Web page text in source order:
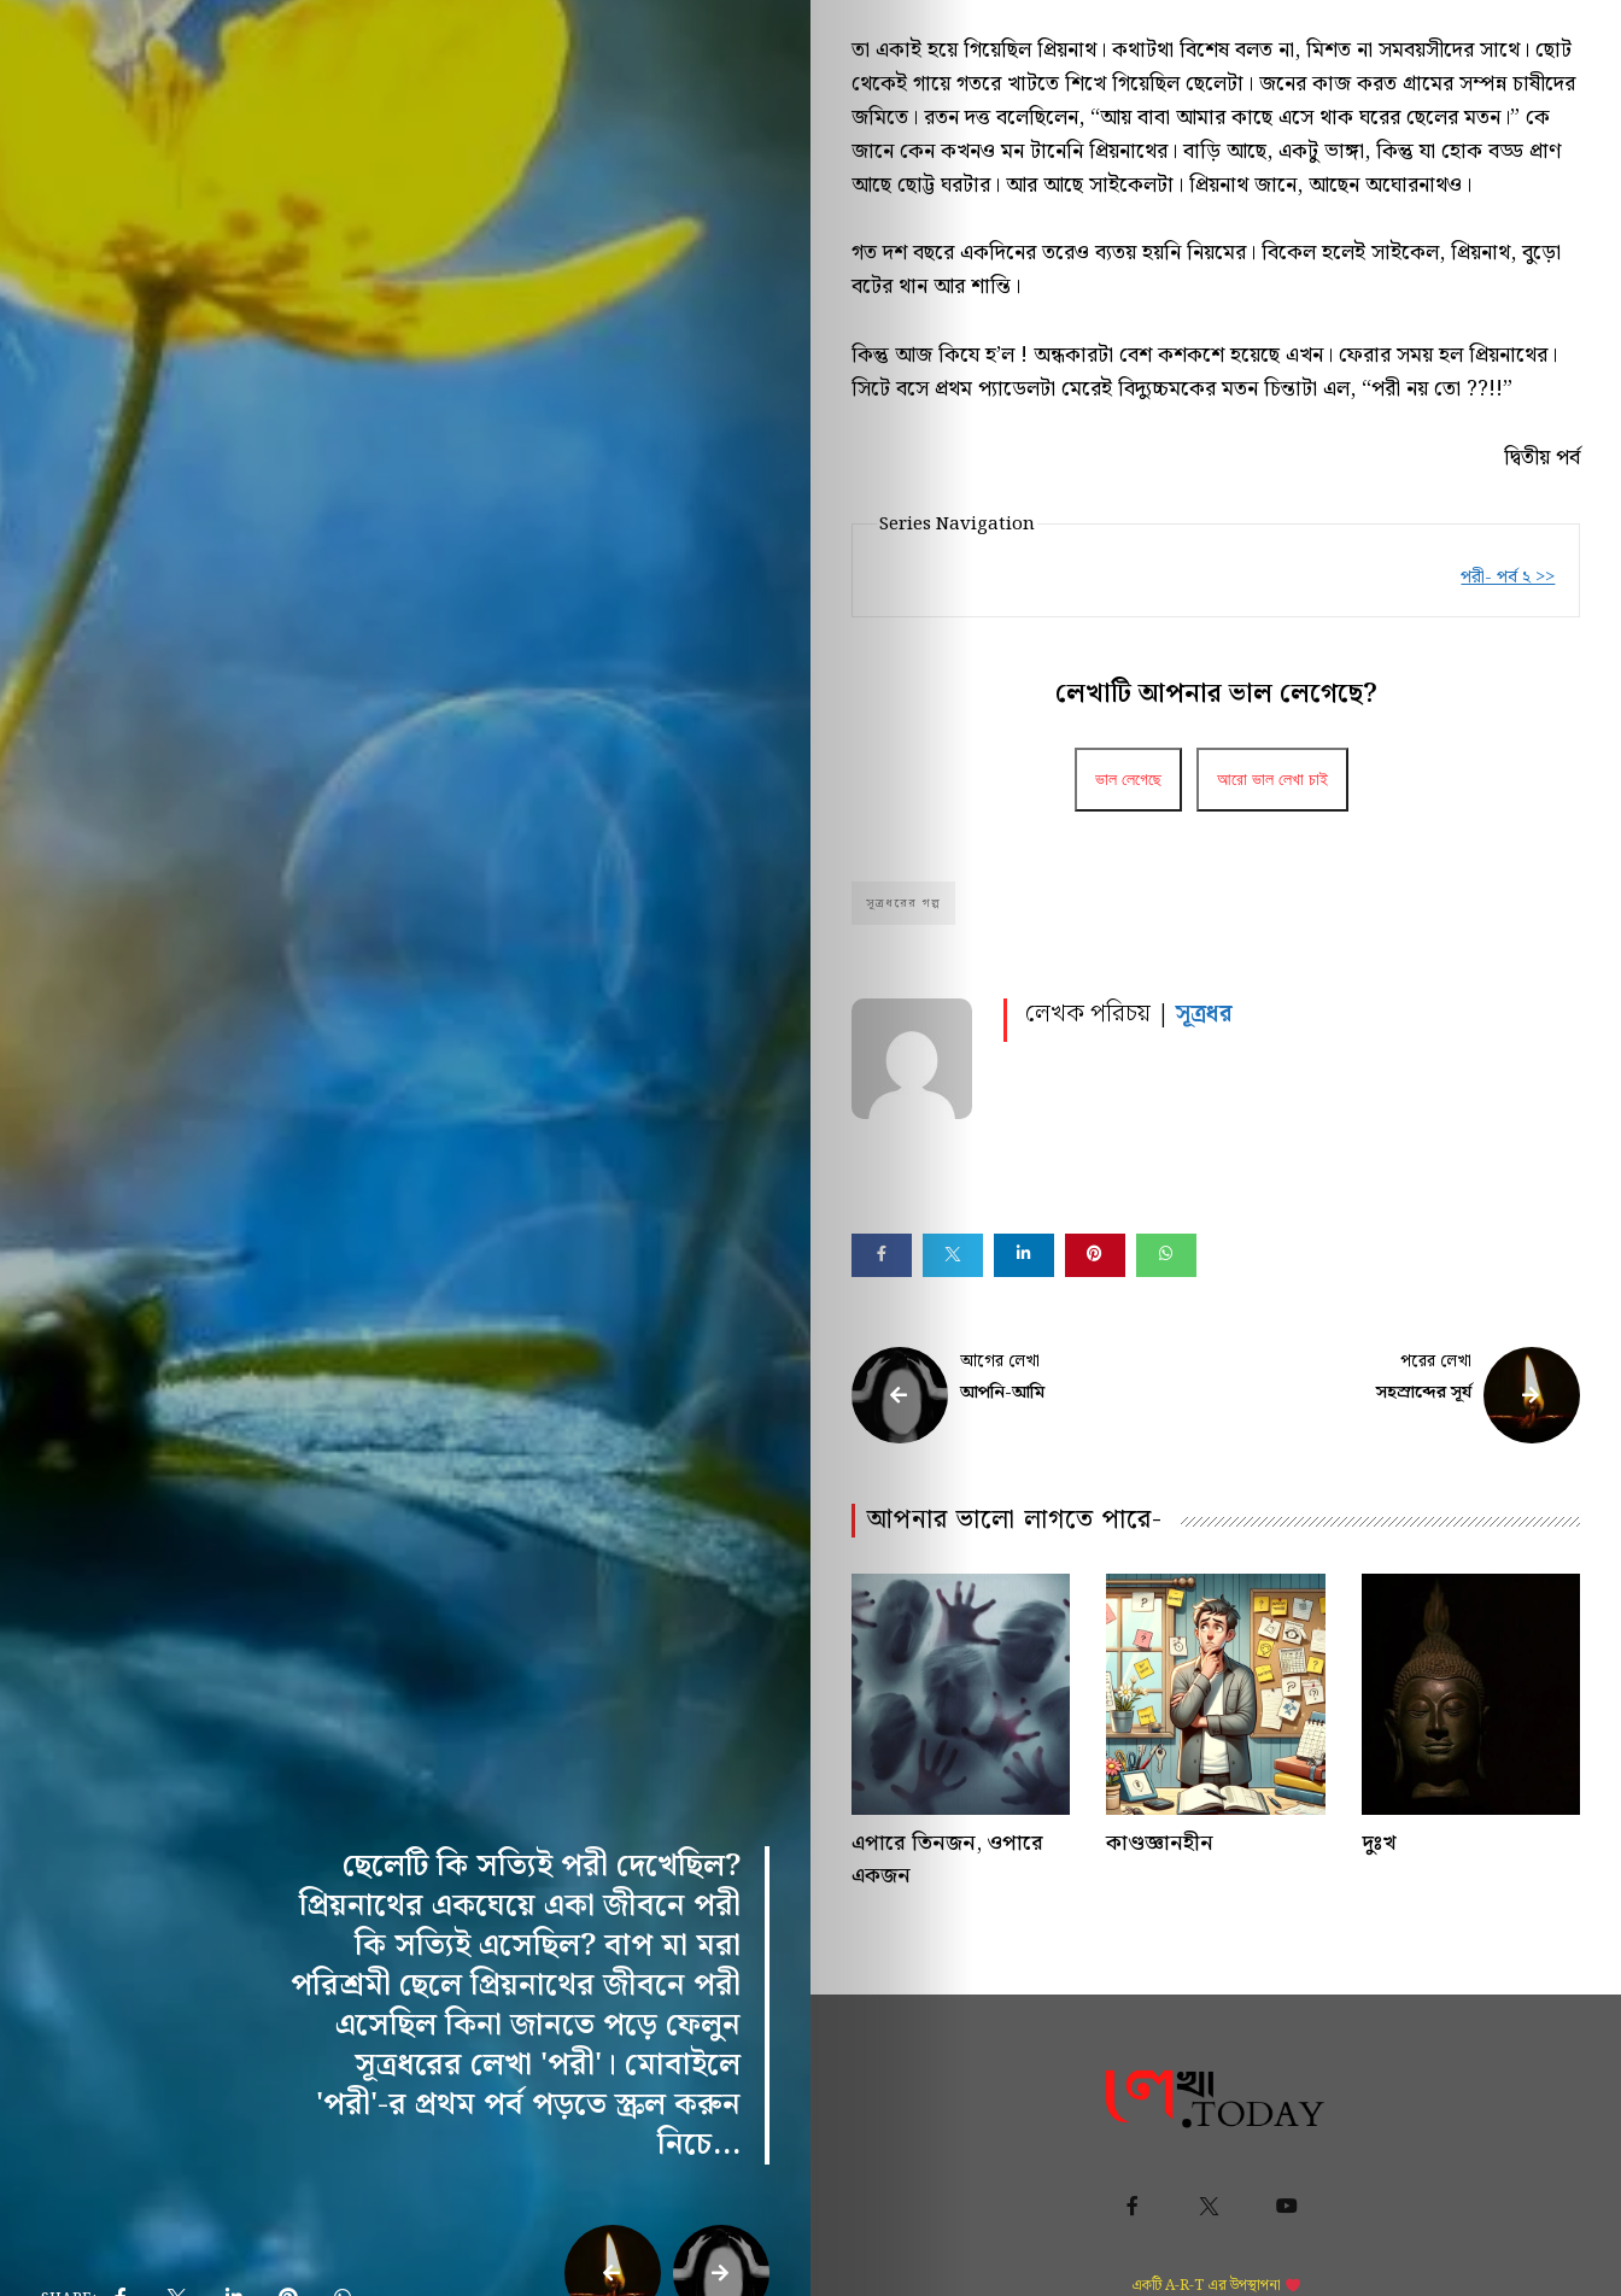
প্রথম
পাতা
আপনিও
লিখুন
এডিটরদের
জন্য
সম্পর্কে
আমাদের
রেকমেন্ডেশন
Search
ছেলেটি কি সত্যিই পরী দেখেছিল?
প্রিয়নাথের একঘেয়ে একা জীবনে পরী
কি সত্যিই এসেছিল? বাপ মা মরা
পরিশ্রমী ছেলে প্রিয়নাথের জীবনে পরী
এসেছিল কিনা জানতে পড়ে ফেলুন
সূত্রধরের লেখা 'পরী'। মোবাইলে
'পরী'-র প্রথম পর্ব পড়তে স্ক্রল করুন
নিচে...
তা একাই হয়ে গিয়েছিল প্রিয়নাথ। কথাটথা বিশেষ বলত না, মিশত না সমবয়সীদের সাথে। ছোট
থেকেই গায়ে গতরে খাটতে শিখে গিয়েছিল ছেলেটা। জনের কাজ করত গ্রামের সম্পন্ন চাষীদের
জমিতে। রতন দত্ত বলেছিলেন, “আয় বাবা আমার কাছে এসে থাক ঘরের ছেলের মতন।” কে
জানে কেন কখনও মন টানেনি প্রিয়নাথের। বাড়ি আছে, একটু ভাঙ্গা, কিন্তু যা হোক বড্ড প্রাণ
আছে ছোট্ট ঘরটার। আর আছে সাইকেলটা। প্রিয়নাথ জানে, আছেন অঘোরনাথও।
গত দশ বছরে একদিনের তরেও ব্যতয় হয়নি নিয়মের। বিকেল হলেই সাইকেল, প্রিয়নাথ, বুড়ো
বটের থান আর শান্তি।
কিন্তু আজ কিযে হ’ল ! অন্ধকারটা বেশ কশকশে হয়েছে এখন। ফেরার সময় হল প্রিয়নাথের।
সিটে বসে প্রথম প্যাডেলটা মেরেই বিদ্যুচ্চমকের মতন চিন্তাটা এল, “পরী নয় তো ??!!”
দ্বিতীয় পর্ব
Series Navigation
পরী- পর্ব ২ >>
লেখাটি আপনার ভাল লেগেছে?
ভাল লেগেছে আরো ভাল লেখা চাই
সূত্রধরের গল্প
লেখক পরিচয় |সূত্রধর
আগের লেখা
আপনি-আমি
পরের লেখা
সহস্রাব্দের সূর্য
আপনার ভালো লাগতে পারে-
এপারে তিনজন, ওপারে
একজন
কাণ্ডজ্ঞানহীন দুঃখ
একটি A-R-T এর উপস্থাপনা